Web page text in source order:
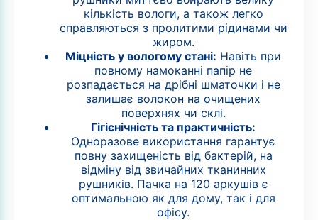
кількість вологи, а також легко
справляються з пролитими рідинами чи
жиром.
Міцність у вологому стані: Навіть при
повному намоканні папір не
розпадається на дрібні шматочки і не
залишає волокон на очищених
поверхнях чи склі.
Гігієнічність та практичність:
Одноразове використання гарантує
повну захищеність від бактерій, на
відміну від звичайних тканинних
рушників. Пачка на 120 аркушів є
оптимальною як для дому, так і для
офісу.